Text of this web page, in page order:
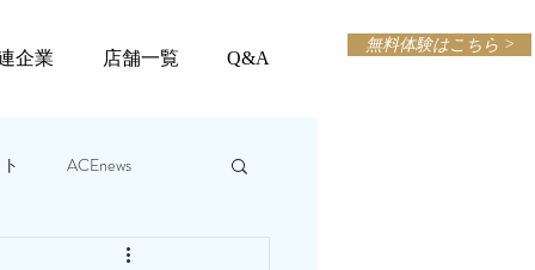
企業 店舗一覧 Q&A
無料体験はこちら >
ACEnews